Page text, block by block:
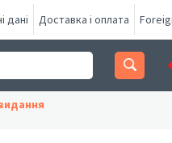
дані Доставка і оплата